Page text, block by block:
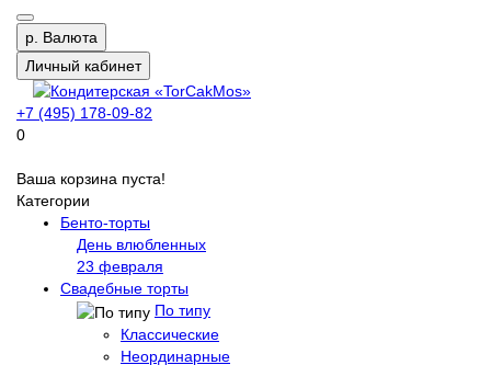
р. Валюта
Личный кабинет
+7 (495) 178-09-82
0
Ваша корзина пуста!
Категории
Бенто-торты
День влюбленных
23 февраля
Свадебные торты
По типу
Классические
Неординарные